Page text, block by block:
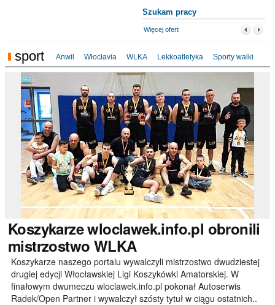
Szukam pracy
Więcej ofert
sport Anwil Włocłavia WLKA Lekkoatletyka Sporty walki
Koszykarzewloclawek.info.pl obronili
mistrzostwo WLKA
Koszykarze naszego portalu wywalczyli mistrzostwo dwudziestej
drugiej edycji Włocławskiej Ligi Koszykówki Amatorskiej. W
finałowym dwumeczu wloclawek.info.pl pokonał Autoserwis
Radek/Open Partner i wywalczył szósty tytuł w ciągu ostatnich..